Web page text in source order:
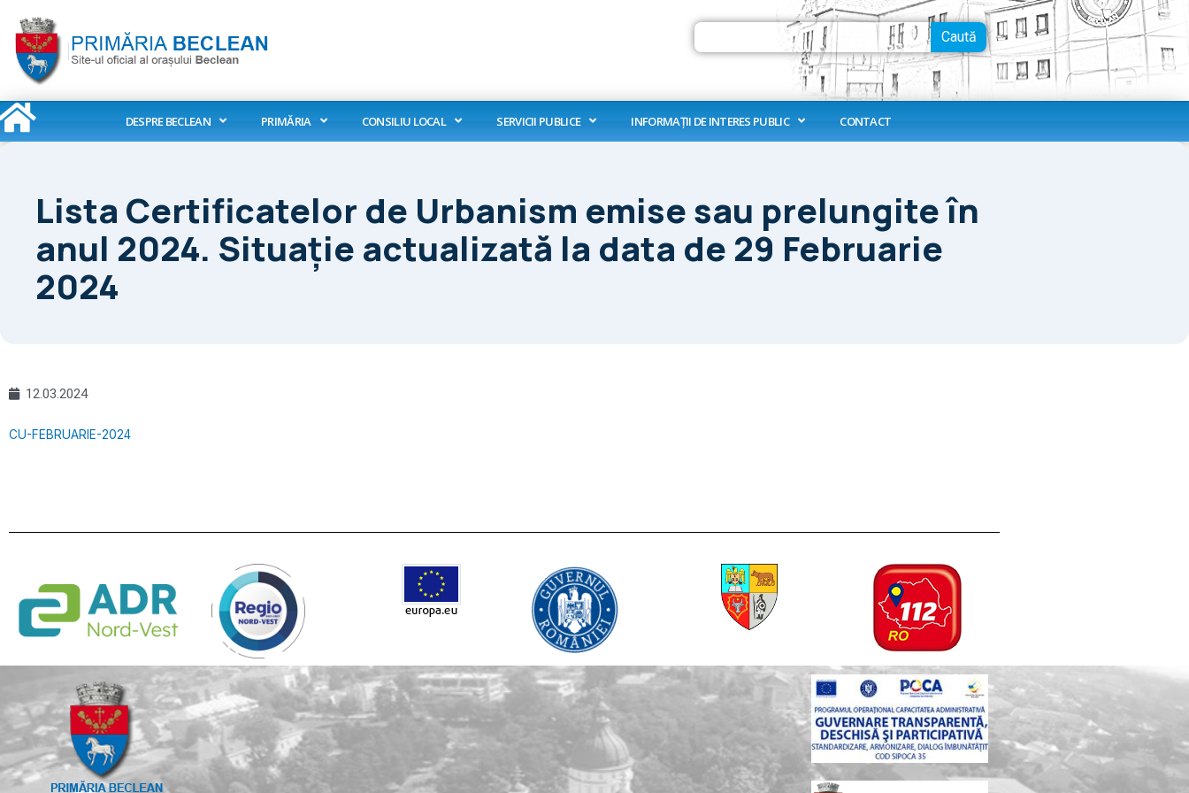
content
Search
Caută
DESPRE BECLEAN PRIMĂRIA CONSILIU LOCAL SERVICII PUBLICE INFORMAȚII DE INTERES PUBLIC CONTACT
Lista Certificatelor de Urbanism emise sau prelungite în
anul 2024. Situație actualizată la data de 29 Februarie
2024
12.03.2024
CU-FEBRUARIE-2024